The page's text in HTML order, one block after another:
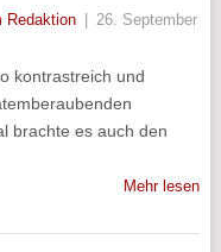
Redaktion
26. September
kontrastreich und
brachte es auch den
Mehr lesen